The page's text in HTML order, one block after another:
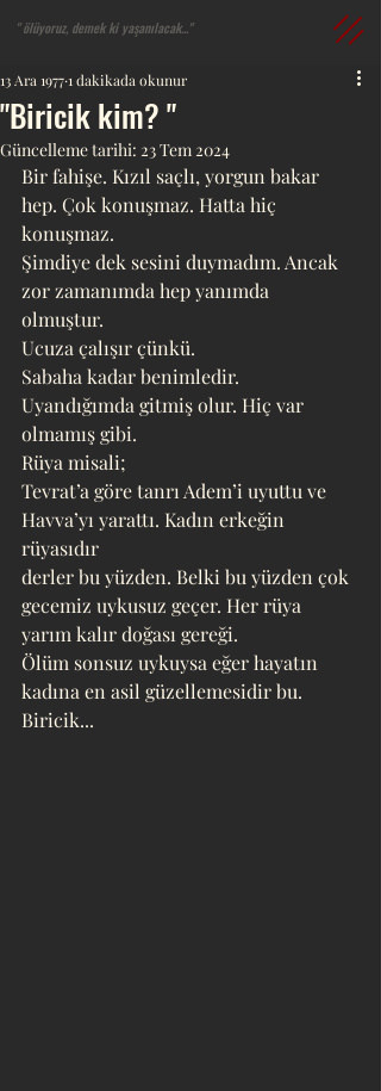
" ​ölüyoruz, demek ki yaşanılacak..."​​
"Biricik kim? "
13 Ara 19771 dakikada okunur
Güncelleme tarihi: 23 Tem 2024
Bir fahişe. Kızıl saçlı, yorgun bakar
hep. Çok konuşmaz. Hatta hiç
konuşmaz.
Şimdiye dek sesini duymadım. Ancak
zor zamanımda hep yanımda
olmuştur.
Ucuza çalışır çünkü.
Sabaha kadar benimledir.
Uyandığımda gitmiş olur. Hiç var
olmamış gibi.
Rüya misali;
Tevrat’a göre tanrı Adem’i uyuttu ve
Havva’yı yarattı. Kadın erkeğin
rüyasıdır
derler bu yüzden. Belki bu yüzden çok
gecemiz uykusuz geçer. Her rüya
yarım kalır doğası gereği.
Ölüm sonsuz uykuysa eğer hayatın
kadına en asil güzellemesidir bu.
Biricik...